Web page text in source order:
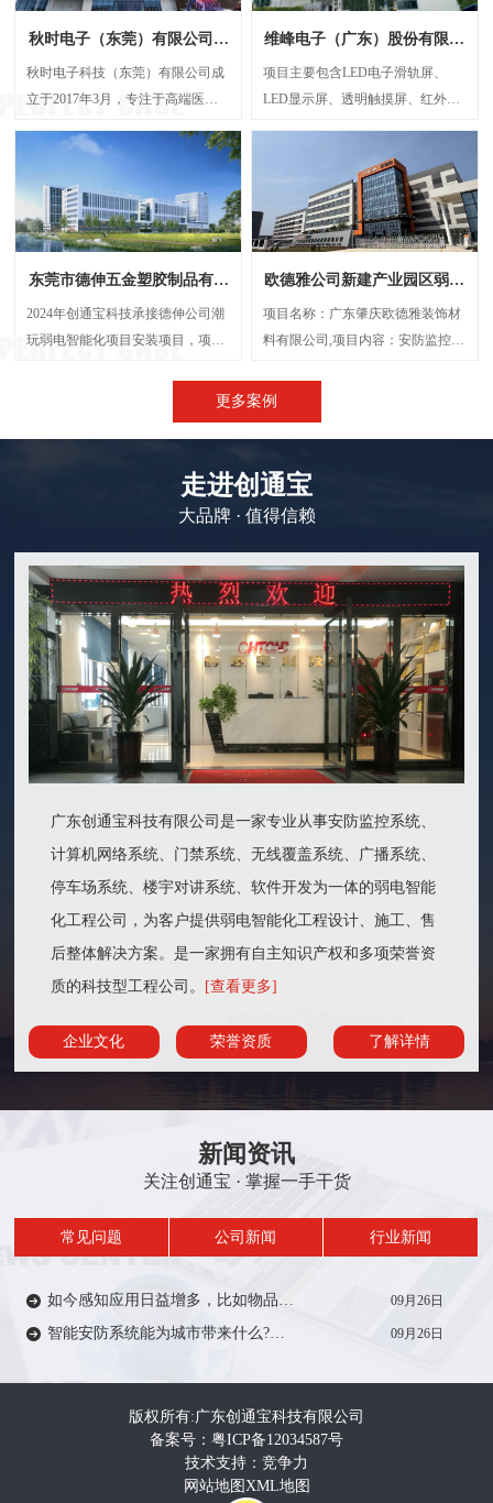
秋时电子（东莞）有限公司弱
电智能化项目案例
秋时电子科技（东莞）有限公司成
立于2017年3月，专注于高端医疗
范围包括生产、设计、研发、技术
备、光学设备、计量检验设备及零
配件、精密仪器设备及其零配件
电智能化承接方，主要负责建设
UPS后备电源系统、UPS动环监测
系统、楼层弱电井配电建设等等
维峰电子（广东）股份有限公
司弱电智能化项目案例
项目主要包含LED电子滑轨屏、
LED显示屏、透明触摸屏、红外触
琐、呈现单一等问题，将展厅的多
个显示屏打造成一个既可统一协作
又能独立展示的智能视觉网络。
东莞市德伸五金塑胶制品有限
2024年创通宝科技承接德伸公司潮
玩弱电智能化项目安装项目，项目
房建设、视频监控系统、信息网络
欧德雅公司新建产业园区弱电
项目名称：广东肇庆欧德雅装饰材
料有限公司,项目内容：安防监控系
禁系统、停车场系统，会议系统、
更多案例
走进创通宝
大品牌 · 值得信赖
广东创通宝科技有限公司是一家专业从事安防监控系统、
计算机网络系统、门禁系统、无线覆盖系统、广播系统、
停车场系统、楼宇对讲系统、软件开发为一体的弱电智能
化工程公司，为客户提供弱电智能化工程设计、施工、售
后整体解决方案。是一家拥有自主知识产权和多项荣誉资
质的科技型工程公司。
[查看更多]
企业文化 荣誉资质 了解详情
新闻资讯
关注创通宝 · 掌握一手干货
常见问题 公司新闻 行业新闻
09月26日
09月26日
版权所有:广东创通宝科技有限公司
备案号：粤ICP备12034587号
技术支持：竞争力
网站地图 XML地图